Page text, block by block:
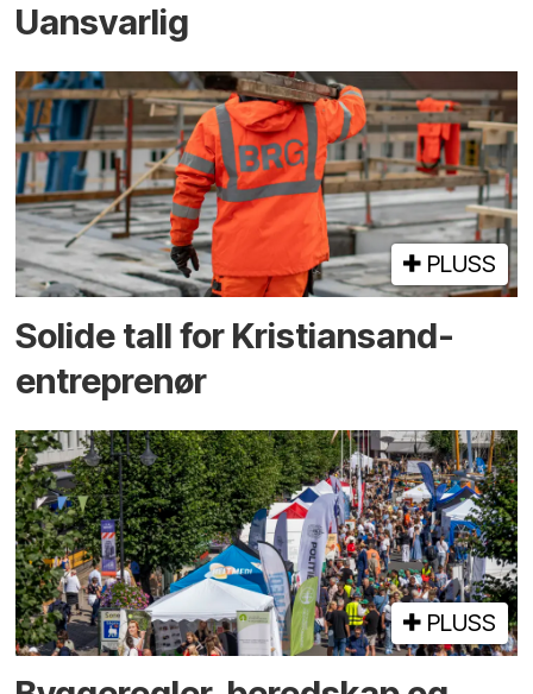
Uansvarlig
PLUSS
Solide tall for Kristiansand-
entreprenør
PLUSS